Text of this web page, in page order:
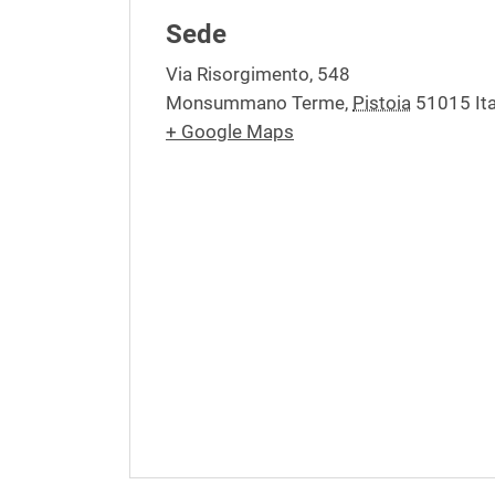
Sede
Via Risorgimento, 548
Monsummano Terme, Pistoia 51015
+ Google Maps